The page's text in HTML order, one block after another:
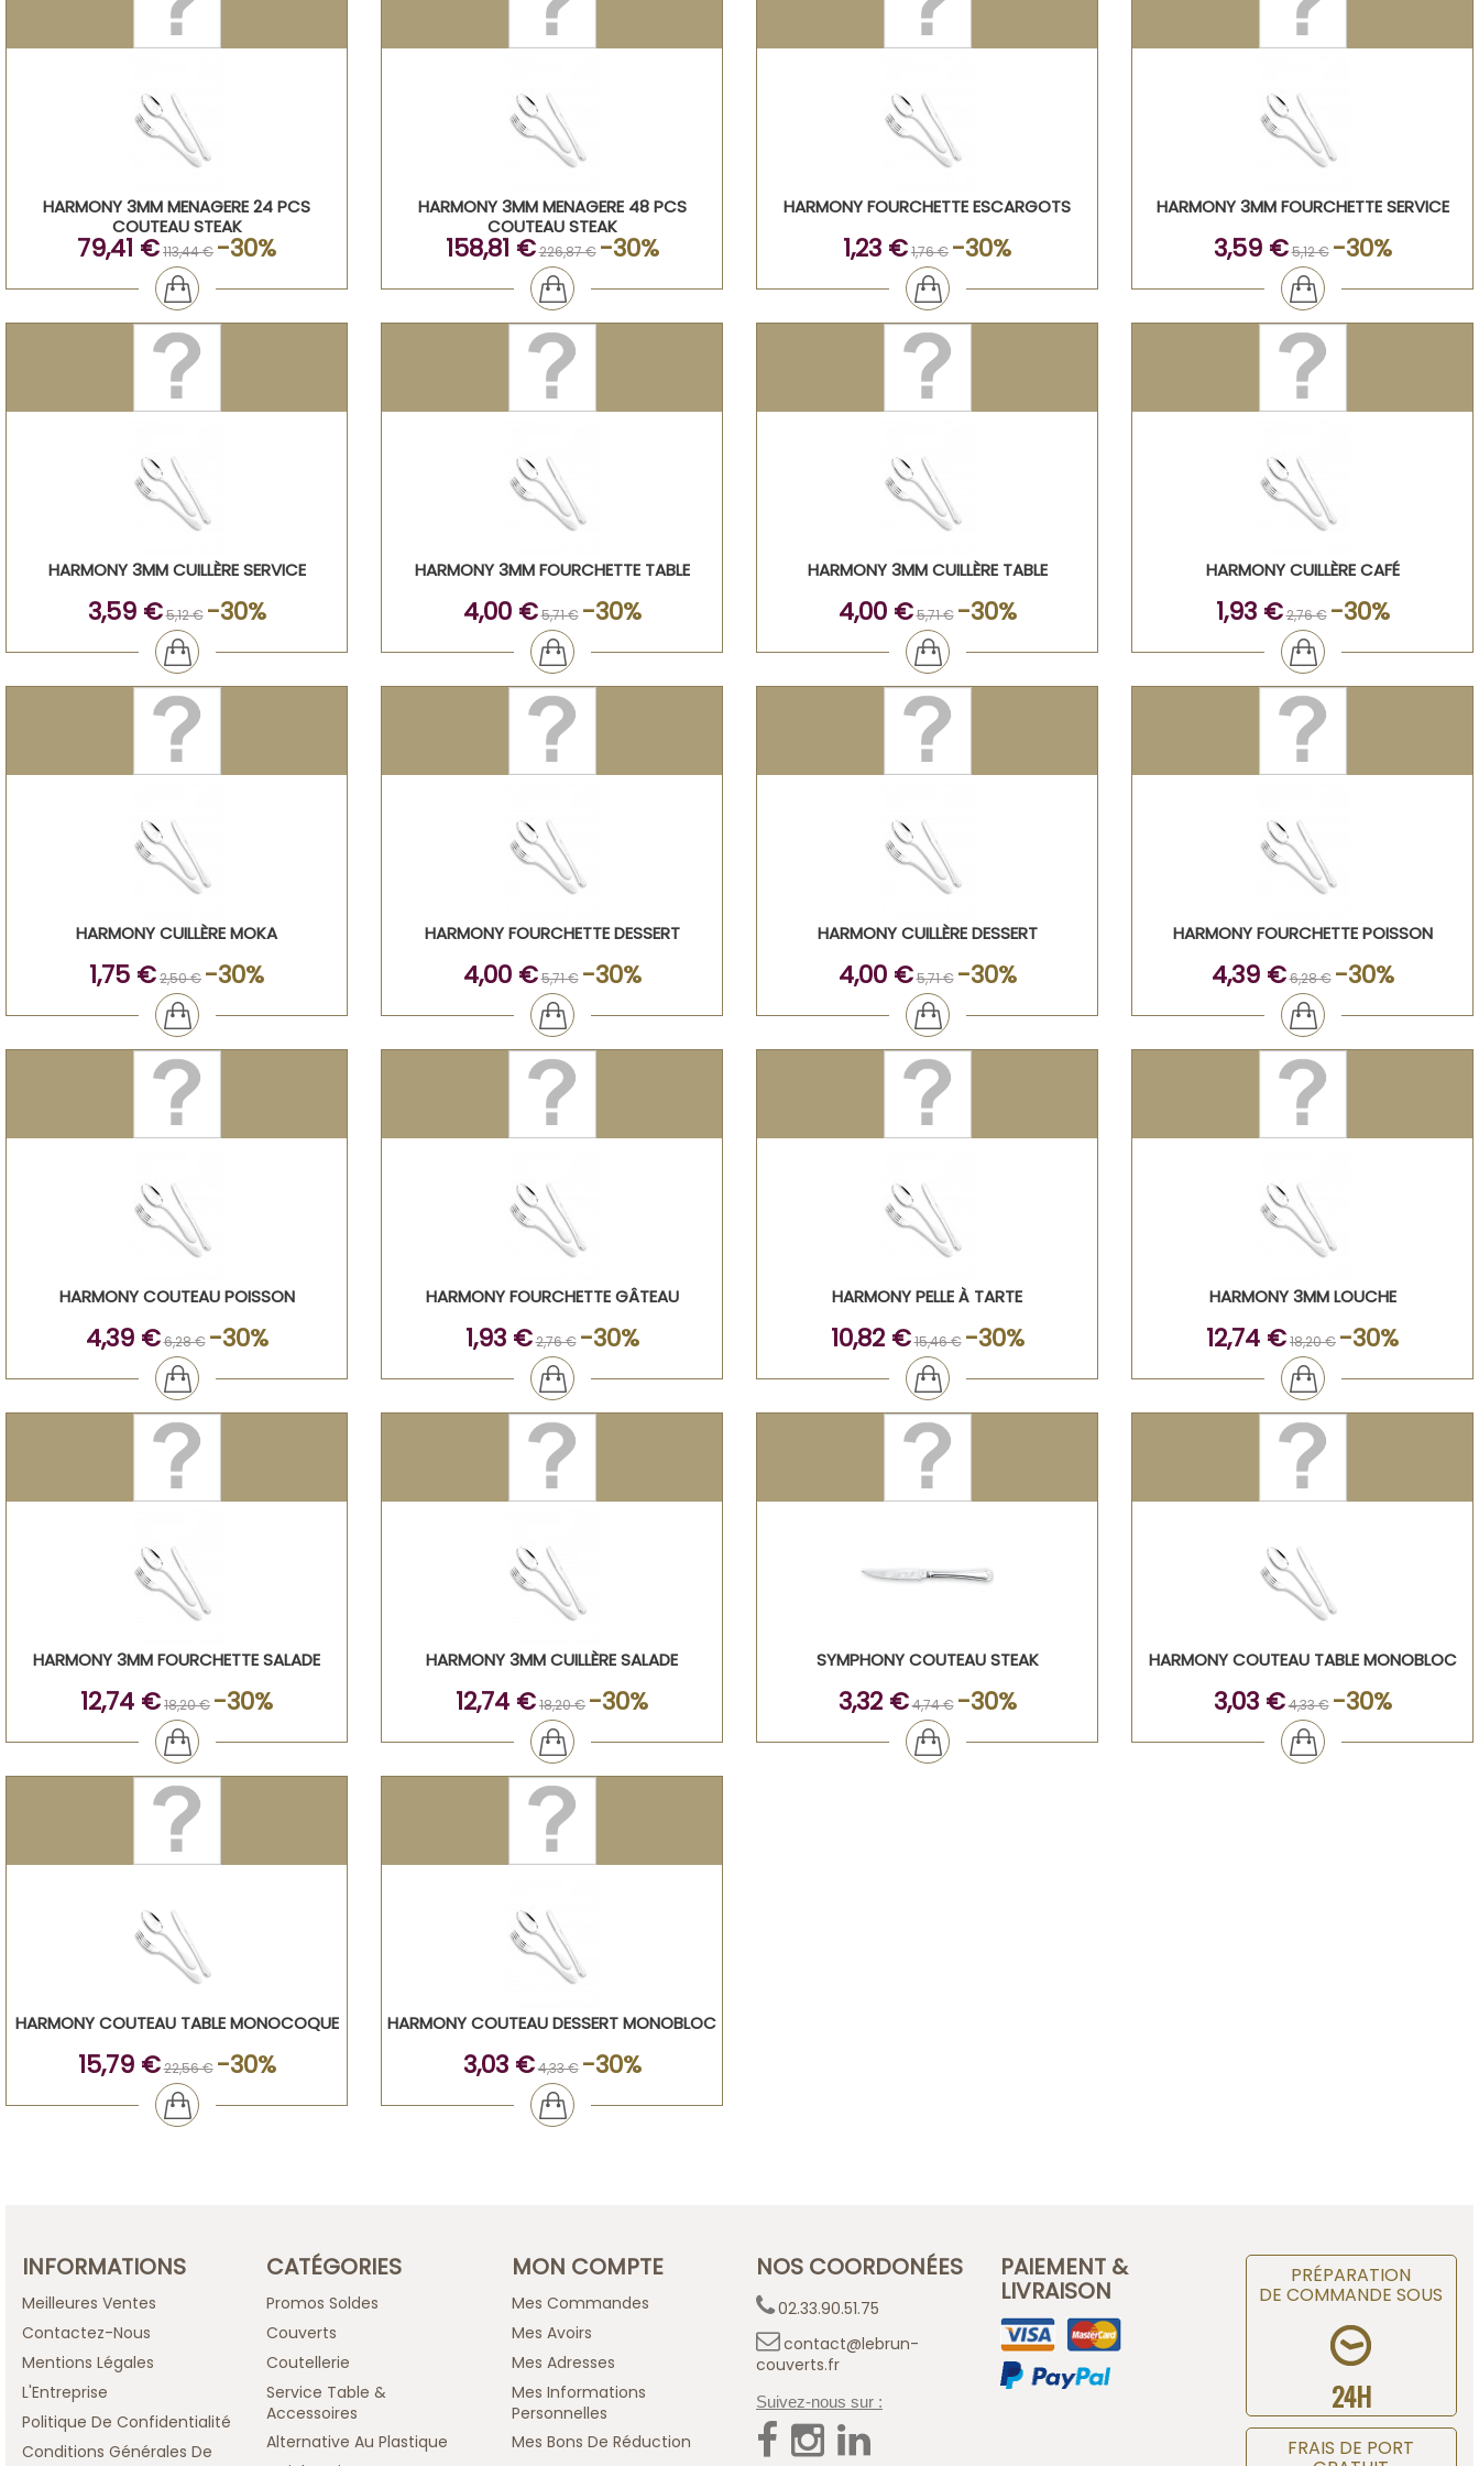
HARMONY 3MM MENAGERE 24 PCS
COUTEAU STEAK
79,41 €113,44 € -30%
HARMONY 3MM MENAGERE 48 PCS
COUTEAU STEAK
158,81 €226,87 € -30%
HARMONY FOURCHETTE ESCARGOTS
1,23 €1,76 € -30%
HARMONY 3MM FOURCHETTE SERVICE
3,59 €5,12 € -30%
HARMONY 3MM CUILLÈRE SERVICE
3,59 €5,12 € -30%
HARMONY 3MM FOURCHETTE TABLE
4,00 €5,71 € -30%
HARMONY 3MM CUILLÈRE TABLE
4,00 €5,71 € -30%
HARMONY CUILLÈRE CAFÉ
1,93 €2,76 € -30%
HARMONY CUILLÈRE MOKA
1,75 €2,50 € -30%
HARMONY FOURCHETTE DESSERT
4,00 €5,71 € -30%
HARMONY CUILLÈRE DESSERT
4,00 €5,71 € -30%
HARMONY FOURCHETTE POISSON
4,39 €6,28 € -30%
HARMONY COUTEAU POISSON
4,39 €6,28 € -30%
HARMONY FOURCHETTE GÂTEAU
1,93 €2,76 € -30%
HARMONY PELLE À TARTE
10,82 €15,46 € -30%
HARMONY 3MM LOUCHE
12,74 €18,20 € -30%
HARMONY 3MM FOURCHETTE SALADE
12,74 €18,20 € -30%
HARMONY 3MM CUILLÈRE SALADE
12,74 €18,20 € -30%
SYMPHONY COUTEAU STEAK
3,32 €4,74 € -30%
HARMONY COUTEAU TABLE MONOBLOC
3,03 €4,33 € -30%
HARMONY COUTEAU TABLE MONOCOQUE
15,79 €22,56 € -30%
HARMONY COUTEAU DESSERT MONOBLOC
3,03 €4,33 € -30%
INFORMATIONS
Meilleures Ventes
Contactez-Nous
Mentions Légales
L'Entreprise
Politique De Confidentialité
Conditions Générales De
CATÉGORIES
Promos Soldes
Couverts
Coutellerie
Service Table &
Accessoires
Alternative Au Plastique
MON COMPTE
Mes Commandes
Mes Avoirs
Mes Adresses
Mes Informations
Personnelles
Mes Bons De Réduction
NOS COORDONÉES
02.33.90.51.75
contact@lebrun-
couverts.fr
Suivez-nous sur :
PAIEMENT &
LIVRAISON
PRÉPARATION
DE COMMANDE SOUS
24H
FRAIS DE PORT